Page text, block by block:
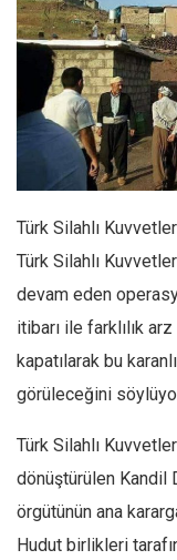
Eksik sayıların
Sosyal Medya
Twitter
Editörden
Kemal Özer
Mahmut Toptaş
Yvonne Ridley
Ömer Kayani
Yusuf Armağan
Hasanali
Türk Silahlı
Türk Silahlı
devam eden
itibarı ile farklılık
kapatılarak bu
görüleceğini
Türk Silahlı
dönüştürülen Kandil
örgütünün ana
Hudut birlikleri